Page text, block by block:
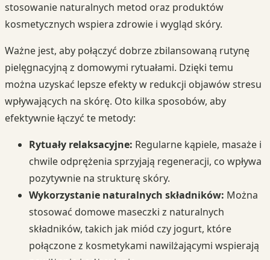
stosowanie naturalnych metod oraz produktów
kosmetycznych wspiera zdrowie i wygląd skóry.
Ważne jest, aby połączyć dobrze zbilansowaną rutynę
pielęgnacyjną z domowymi rytuałami. Dzięki temu
można uzyskać lepsze efekty w redukcji objawów stresu
wpływających na skórę. Oto kilka sposobów, aby
efektywnie łączyć te metody:
Rytuały relaksacyjne: Regularne kąpiele, masaże i
chwile odprężenia sprzyjają regeneracji, co wpływa
pozytywnie na strukturę skóry.
Wykorzystanie naturalnych składników: Można
stosować domowe maseczki z naturalnych
składników, takich jak miód czy jogurt, które
połączone z kosmetykami nawilżającymi wspierają